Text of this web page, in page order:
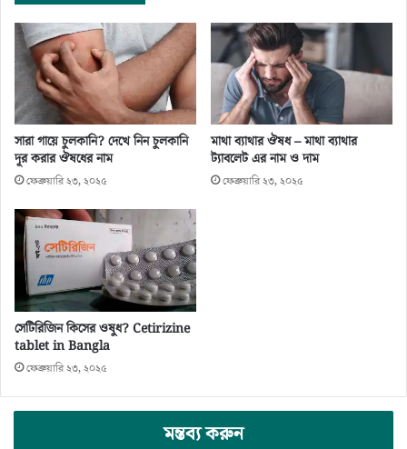
সারা গায়ে চুলকানি? দেখে নিন চুলকানি
দূর করার ঔষধের নাম
ফেব্রুয়ারি ২৩, ২০২৫
মাথা ব্যাথার ঔষধ – মাথা ব্যাথার
ট্যাবলেট এর নাম ও দাম
ফেব্রুয়ারি ২৩, ২০২৫
সেটিরিজিন কিসের ওষুধ? Cetirizine
tablet in Bangla
ফেব্রুয়ারি ২৩, ২০২৫
মন্তব্য করুন